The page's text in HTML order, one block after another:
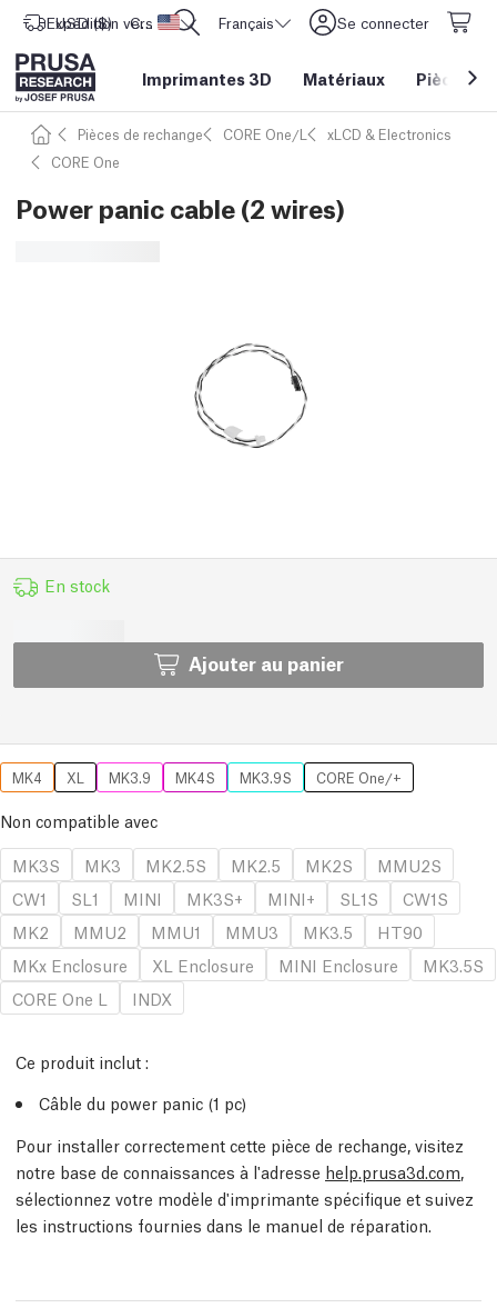
Expédition vers Etats-Unis d'Amérique
USD ($) CORE One L: Maintenant en stock ! Français Se connecter
Imprimantes 3D Matériaux Pièces&
Pièces de rechange CORE One/L
xLCD & Electronics
CORE One
Power panic cable (2 wires)
En stock
Ajouter au panier
MK4 XL MK3.9 MK4S MK3.9S CORE One/+
Non compatible avec
MK3S
MK3 MK2.5S MK2.5 MK2S
MMU2S
CW1
SL1 MINI MK3S+ MINI+ SL1S
CW1S
MK2
MMU2 MMU1 MMU3 MK3.5
HT90
MKx Enclosure
XL Enclosure MINI Enclosure
MK3.5S
CORE One L
INDX
Ce produit inclut :
Câble du power panic (1 pc)
Pour installer correctement cette pièce de rechange, visitez
notre base de connaissances à l'adresse help.prusa3d.com,
sélectionnez votre modèle d'imprimante spécifique et suivez
les instructions fournies dans le manuel de réparation.